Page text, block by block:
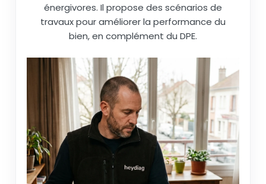
énergivores. Il propose des scénarios de
travaux pour améliorer la performance du
bien, en complément du DPE.